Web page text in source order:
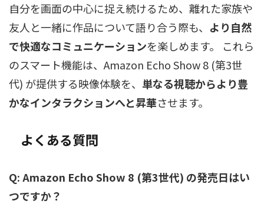
自分を画面の中心に捉え続けるため、離れた家族や
友人と一緒に作品について語り合う際も、 より自然
で快適なコミュニケーションを楽しめます。 これら
のスマート機能は、Amazon Echo Show 8 (第3世
代) が提供する映像体験を、 単なる視聴からより豊
かなインタラクションへと昇華させます。
よくある質問
Q: Amazon Echo Show 8 (第3世代) の発売日はい
つですか？